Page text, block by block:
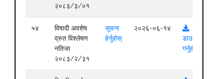
२०८३/३/०१
५४
विषादी अवशेष
द्रुत विश्लेषण
नतिजा
२०८३/२/३१
सूचना
हेर्नुहोस्
२०२६-०६-१४
डाउनलोड
गर्नुहोस्